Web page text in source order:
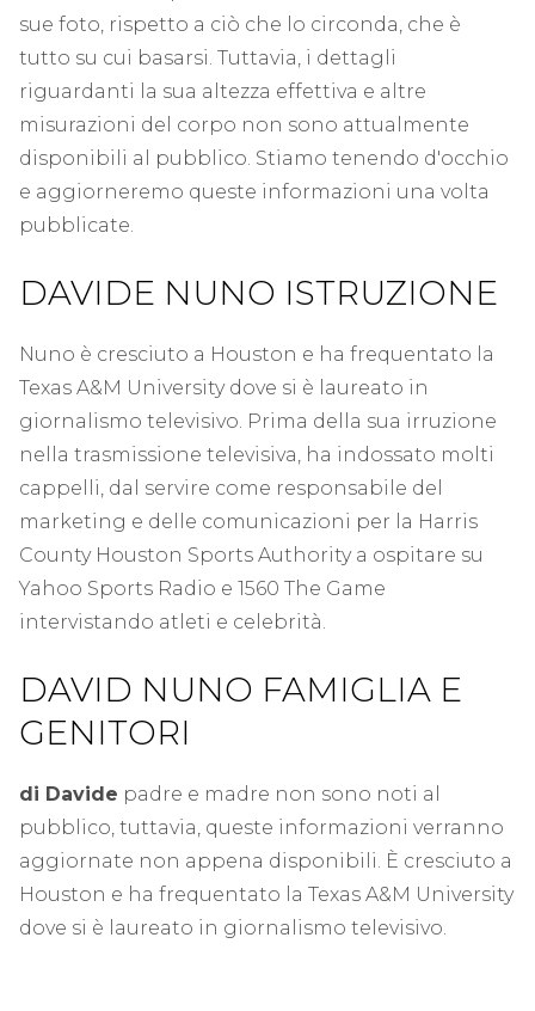
sue foto, rispetto a ciò che lo circonda, che è
tutto su cui basarsi. Tuttavia, i dettagli
riguardanti la sua altezza effettiva e altre
misurazioni del corpo non sono attualmente
disponibili al pubblico. Stiamo tenendo d'occhio
e aggiorneremo queste informazioni una volta
pubblicate.
DAVIDE NUNO ISTRUZIONE
Nuno è cresciuto a Houston e ha frequentato la
Texas A&M University dove si è laureato in
giornalismo televisivo. Prima della sua irruzione
nella trasmissione televisiva, ha indossato molti
cappelli, dal servire come responsabile del
marketing e delle comunicazioni per la Harris
County Houston Sports Authority a ospitare su
Yahoo Sports Radio e 1560 The Game
intervistando atleti e celebrità.
DAVID NUNO FAMIGLIA E
GENITORI
di Davide padre e madre non sono noti al
pubblico, tuttavia, queste informazioni verranno
aggiornate non appena disponibili. È cresciuto a
Houston e ha frequentato la Texas A&M University
dove si è laureato in giornalismo televisivo.